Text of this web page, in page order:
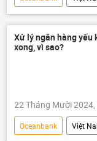
ngân hàng
Xử lý ngân hàng yếu
xong, vì sao?
22 Tháng Mười 2024,
Oceanbank Việt